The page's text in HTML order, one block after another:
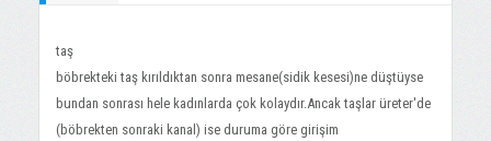
taş
böbrekteki taş kırıldıktan sonra mesane(sidik kesesi)ne düştüyse
bundan sonrası hele kadınlarda çok kolaydır.Ancak taşlar üreter'de
(böbrekten sonraki kanal) ise duruma göre girişim